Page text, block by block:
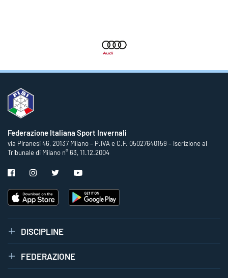
Federazione Italiana Sport Invernali
via Piranesi 46, 20137 Milano – P.IVA e C.F. 05027640159 – Iscrizione al
Tribunale di Milano n° 63, 11.12.2004
DISCIPLINE
FEDERAZIONE